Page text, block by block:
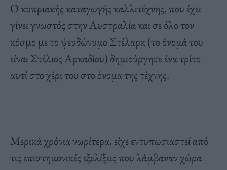
Ο κυπριακής καταγωγής καλλιτέχνης, που έχει
γίνει γνωστός στην Αυστραλία και σε όλο τον
κόσμο με το ψευδώνυμο Στέλαρκ (το όνομά του
είναι Στέλιος Αρκαδίου) δημιούργησε ένα τρίτο
αυτί στο χέρι του στο όνομα της τέχνης.
Μερικά χρόνια νωρίτερα, είχε εντυπωσιαστεί από
τις επιστημονικές εξελίξεις που λάμβαναν χώρα